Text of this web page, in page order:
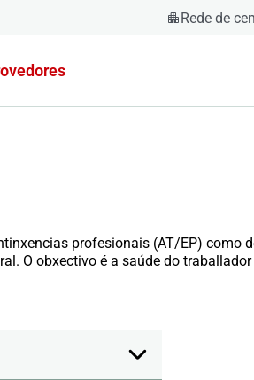
Rede de
profesionais (AT/EP) como
O obxectivo é a saúde do